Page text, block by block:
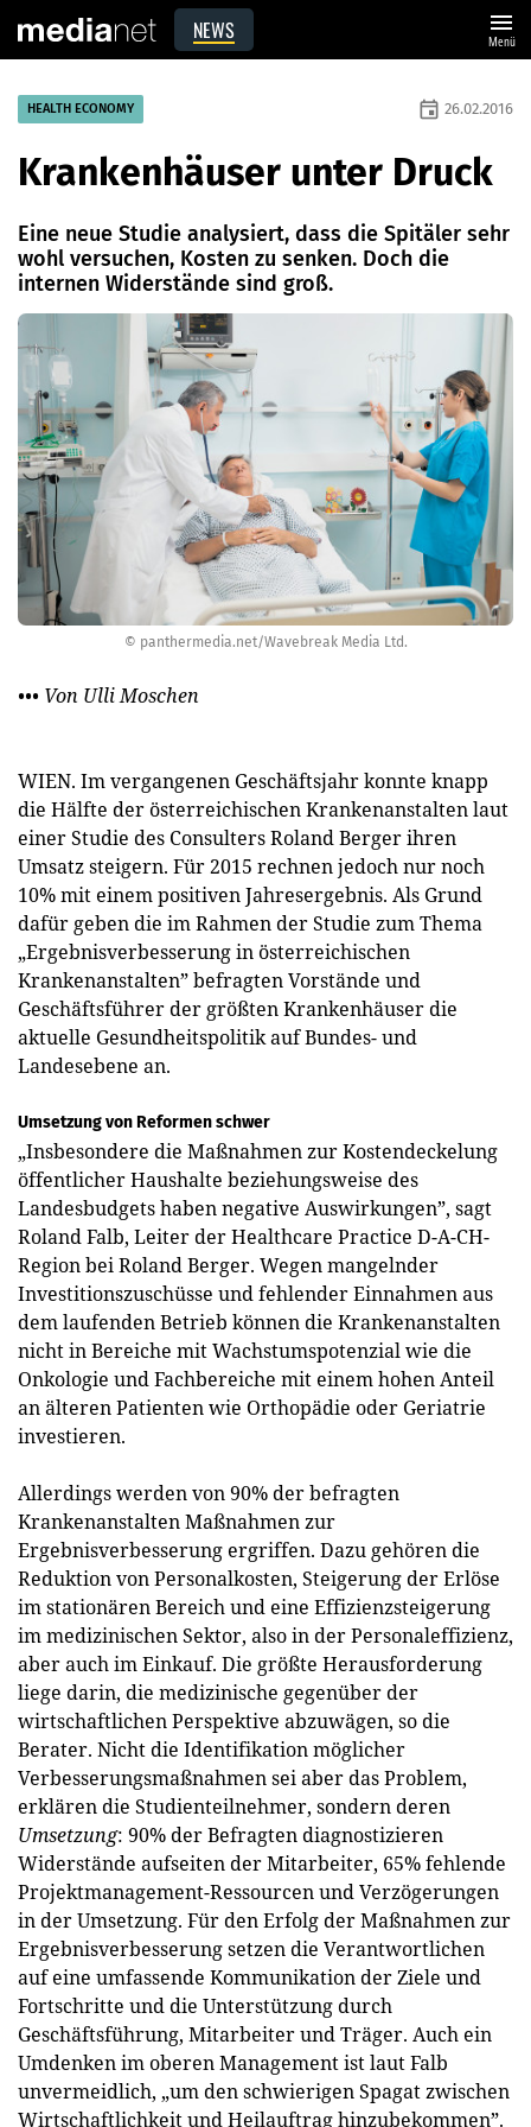
NEWS menu
Menü
© panthermedia.net/Wavebreak Media Ltd.
HEALTH ECONOMY event 26.02.2016
Krankenhäuser unter Druck
Eine neue Studie analysiert, dass die Spitäler sehr
wohl versuchen, Kosten zu senken. Doch die
internen Widerstände sind groß.
••• Von Ulli Moschen
WIEN. Im vergangenen Geschäftsjahr konnte knapp
die Hälfte der österreichischen Krankenanstalten laut
einer Studie des Consulters Roland Berger ihren
Umsatz steigern. Für 2015 rechnen jedoch nur noch
10% mit einem positiven Jahresergebnis. Als Grund
dafür geben die im Rahmen der Studie zum Thema
„Ergebnisverbesserung in österreichischen
Krankenanstalten” befragten Vorstände und
Geschäftsführer der größten Krankenhäuser die
aktuelle Gesundheitspolitik auf Bundes- und
Landesebene an.
Umsetzung von Reformen schwer
„Insbesondere die Maßnahmen zur Kostendeckelung
öffentlicher Haushalte beziehungsweise des
Landesbudgets haben negative Auswirkungen”, sagt
Roland Falb, Leiter der Healthcare Practice ­D-A-CH-
Region bei Roland Berger. Wegen mangelnder
Investitions­zuschüsse und fehlender Einnahmen aus
dem laufenden Betrieb können die Krankenanstalten
nicht in Bereiche mit Wachstumspotenzial wie die
Onkologie und Fachbereiche mit einem hohen Anteil
an älteren Patienten wie Orthopädie oder Geriatrie
investieren.
Allerdings werden von 90% der befragten
Krankenanstalten Maßnahmen zur
Ergebnisverbesserung ergriffen. Dazu gehören die
Reduktion von Personalkosten, Steigerung der Erlöse
im stationären Bereich und eine Effizienzsteigerung
im medizinischen Sektor, also in der Personaleffizienz,
aber auch im Einkauf. Die größte Herausforderung
liege darin, die medizinische gegenüber der
wirtschaftlichen Perspektive abzuwägen, so die
Berater. Nicht die Identifikation möglicher
Verbesserungsmaßnahmen sei aber das Problem,
erklären die Studienteilnehmer, sondern deren
Umsetzung: 90% der Befragten diagnostizieren
Widerstände aufseiten der Mitarbeiter, 65% fehlende
Projektmanagement-Ressourcen und Verzögerungen
in der Umsetzung. Für den Erfolg der Maßnahmen zur
Ergebnisverbesserung setzen die Verantwortlichen
auf eine umfassende Kommunikation der Ziele und
Fortschritte und die Unterstützung durch
Geschäftsführung, Mitarbeiter und Träger. Auch ein
Umdenken im oberen Management ist laut Falb
unvermeidlich, „um den schwierigen Spagat zwischen
Wirtschaftlichkeit und Heilauftrag hinzubekommen”.